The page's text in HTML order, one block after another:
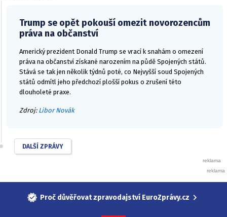
Trump se opět pokouší omezit novorozencům
práva na občanství
Americký prezident Donald Trump se vrací k snahám o omezení
práva na občanství získané narozením na půdě Spojených států.
Stává se tak jen několik týdnů poté, co Nejvyšší soud Spojených
států odmítl jeho předchozí plošší pokus o zrušení této
dlouholeté praxe.
Zdroj: Libor Novák
DALŠÍ ZPRÁVY
Proč důvěřovat zpravodajství EuroZprávy.cz